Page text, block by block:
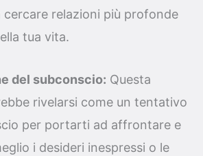
relazioni più profonde
tua vita.
del subconscio: Questa
rivelarsi come un tentativo
per portarti ad affrontare e
i desideri inespressi o le